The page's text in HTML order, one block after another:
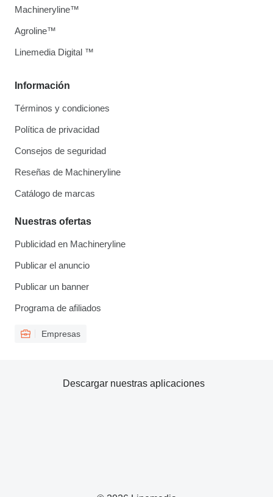
Información
Términos y condiciones
Política de privacidad
Consejos de seguridad
Reseñas de Machineryline
Catálogo de marcas
Nuestras ofertas
Publicidad en Machineryline
Publicar el anuncio
Publicar un banner
Programa de afiliados
Empresas
Machineryline™
Agroline™
Linemedia Digital ™
Descargar nuestras aplicaciones